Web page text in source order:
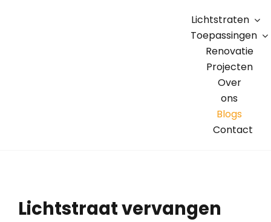
Lichtstraten
Toepassingen
Renovatie
Projecten
Over
ons
Blogs
Contact
Lichtstraat vervangen